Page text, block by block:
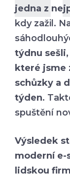
jedna z
kdy zažil.
týdnu
které jsme
schůzky a
týden.
spuštění
Výsledek
moderní e-
lidskou